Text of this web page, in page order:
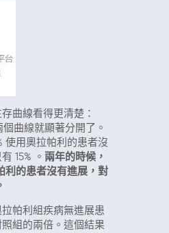
曲線看得更清楚：
曲線就顯著分開了。
使用奧拉帕利的患者沒
15% 。 兩年的時候，
利的患者沒有進展，對
帕利組疾病無進展患
組的兩倍。這個結果